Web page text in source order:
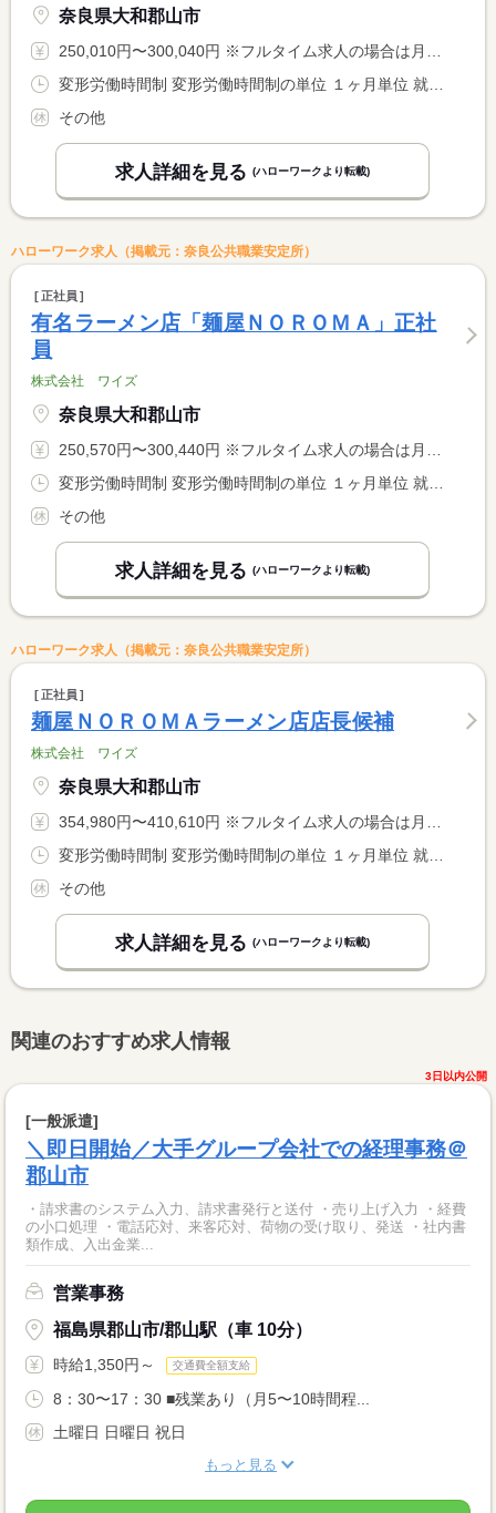
奈良県大和郡山市
250,010円〜300,040円 ※フルタイム求人の場合は月額（換算額）、パート求人の場合は時間額を表示しています。
その他
求人詳細を見る (ハローワークより転載)
ハローワーク求人（掲載元：奈良公共職業安定所）
正社員
有名ラーメン店「麺屋ＮＯＲＯＭＡ」正社
員
株式会社 ワイズ
奈良県大和郡山市
250,570円〜300,440円 ※フルタイム求人の場合は月額（換算額）、パート求人の場合は時間額を表示しています。
その他
求人詳細を見る (ハローワークより転載)
ハローワーク求人（掲載元：奈良公共職業安定所）
正社員
麺屋ＮＯＲＯＭＡラーメン店店長候補
株式会社 ワイズ
奈良県大和郡山市
354,980円〜410,610円 ※フルタイム求人の場合は月額（換算額）、パート求人の場合は時間額を表示しています。
その他
求人詳細を見る (ハローワークより転載)
関連のおすすめ求人情報
3日以内公開
[一般派遣]
＼即日開始／大手グループ会社での経理事務＠
郡山市
・請求書のシステム入力、請求書発行と送付 ・売り上げ入力 ・経費
の小口処理 ・電話応対、来客応対、荷物の受け取り、発送 ・社内書
類作成、入出金業...
営業事務
福島県郡山市/郡山駅（車 10分）
時給1,350円～ 交通費全額支給
8：30〜17：30 ■残業あり（月5〜10時間程...
土曜日 日曜日 祝日
もっと見る